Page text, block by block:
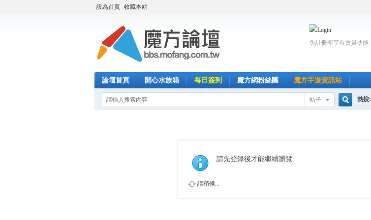
設為首頁 收藏本站
免註冊即享有會員功能
論壇首頁 開心水族箱 每日簽到 魔方網粉絲團 魔方手遊資訊站
帖子 熱搜:
請先登錄後才能繼續瀏覽
請稍候...